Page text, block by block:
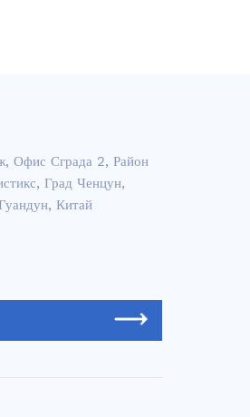
Офис Сграда 2, Район
Град Ченцун,
Китай